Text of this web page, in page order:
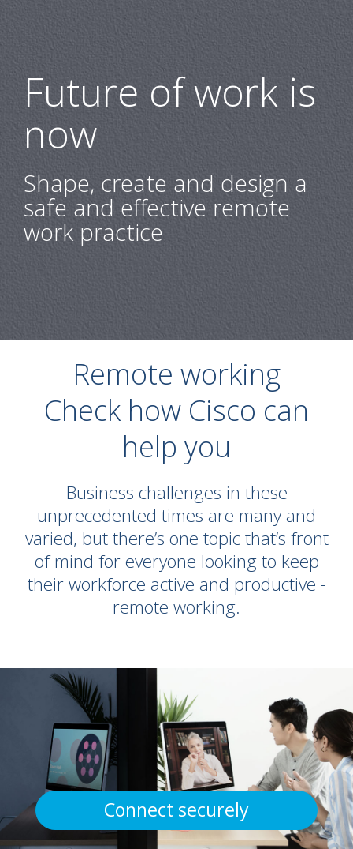
Future of work is
now
Shape, create and design a
safe and effective remote
work practice
Remote working
Check how Cisco can
help you
Business challenges in these
unprecedented times are many and
varied, but there’s one topic that’s front
of mind for everyone looking to keep
their workforce active and productive -
remote working.
Connect securely